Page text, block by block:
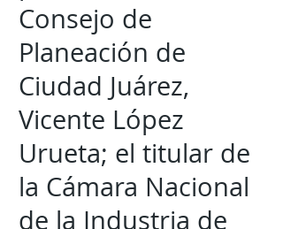
Consejo de
Planeación de
Ciudad Juárez,
Vicente López
Urueta; el titular de
la Cámara Nacional
de la Industria de